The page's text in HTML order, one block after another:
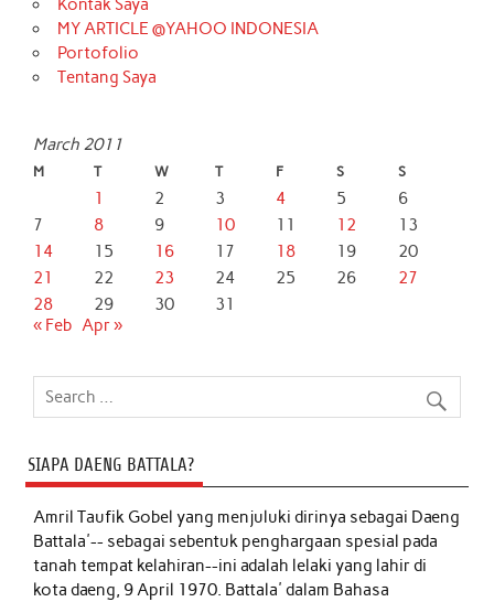
Kontak Saya
MY ARTICLE @YAHOO INDONESIA
Portofolio
Tentang Saya
March 2011
M T W T F S S
1 2 3 4 5
6
7
8 9 10 11 12
13
14
15 16 17 18 19
20
21
22 23 24 25 26
27
28
29 30
31
« Feb Apr »
SIAPA DAENG BATTALA?
Amril Taufik Gobelyang menjuluki dirinya sebagai Daeng
Battala'-- sebagai sebentuk penghargaan spesial pada
tanah tempat kelahiran--ini adalah lelaki yang lahir di
kota daeng, 9 April 1970. Battala' dalam Bahasa